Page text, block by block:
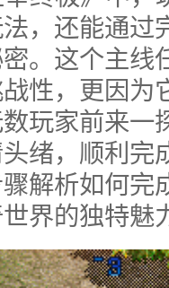
，还能通过
。这个主线
性，更因为
玩家前来一
绪，顺利完
解析如何完
界的独特魅